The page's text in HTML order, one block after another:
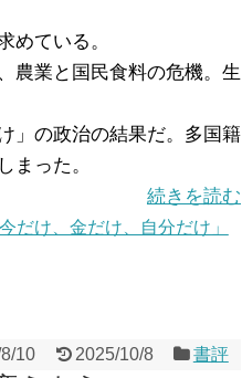
ている。
農業と国民食料の危機。生
」の政治の結果だ。多国籍
まった。
続きを読む
今だけ、金だけ、自分だけ」
10 2025/10/8 書評